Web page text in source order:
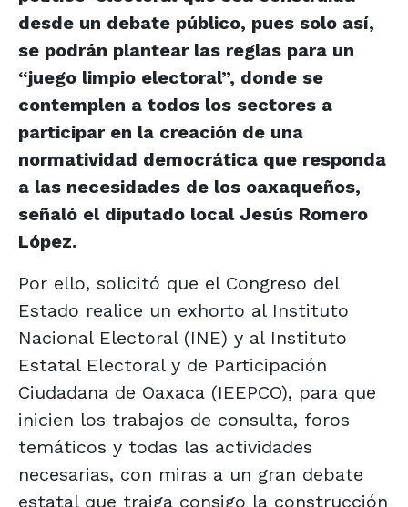
desde un debate público, pues solo así,
se podrán plantear las reglas para un
“juego limpio electoral”, donde se
contemplen a todos los sectores a
participar en la creación de una
normatividad democrática que responda
a las necesidades de los oaxaqueños,
señaló el diputado local Jesús Romero
López.
Por ello, solicitó que el Congreso del
Estado realice un exhorto al Instituto
Nacional Electoral (INE) y al Instituto
Estatal Electoral y de Participación
Ciudadana de Oaxaca (IEEPCO), para que
inicien los trabajos de consulta, foros
temáticos y todas las actividades
necesarias, con miras a un gran debate
estatal que traiga consigo la construcción